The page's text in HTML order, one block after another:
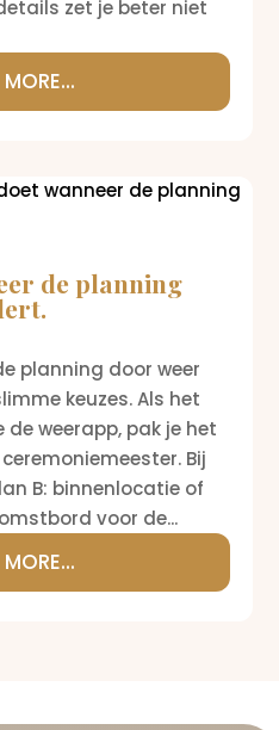
zet je beter niet
de planning
planning door weer
keuzes. Als het
weerapp, pak je het
Bij
B: binnenlocatie of
voor de...